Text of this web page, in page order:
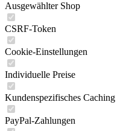
Ausgewählter Shop
CSRF-Token
Cookie-Einstellungen
Individuelle Preise
Kundenspezifisches Caching
PayPal-Zahlungen